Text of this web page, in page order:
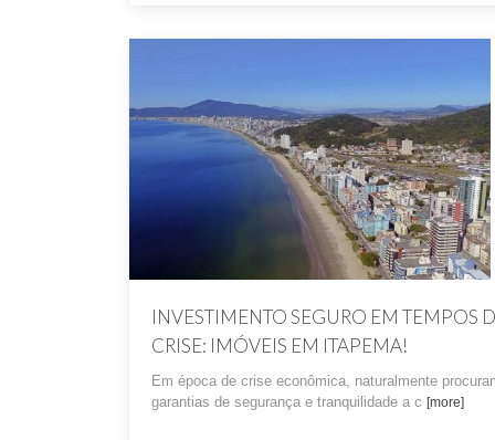
INVESTIMENTO SEGURO EM TEMPOS
CRISE: IMÓVEIS EM ITAPEMA!
Em época de crise econômica, naturalmente
garantias de segurança e tranquilidade a c [more]